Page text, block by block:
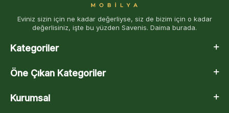
Eviniz sizin için ne kadar değerliyse, siz de bizim için o kadar
değerlisiniz, işte bu yüzden Savenis. Daima burada.
Kategoriler
Öne Çıkan Kategoriler
Kurumsal